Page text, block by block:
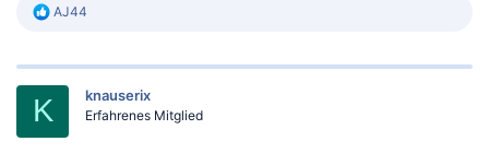
R
k
AJ44
K knauserix
Erfahrenes Mitglied